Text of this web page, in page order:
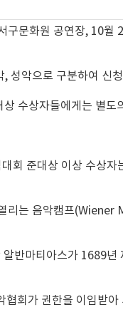
구문화원 공연장, 10월
성악으로 구분하여 신
수상자들에게는 별도
회 준대상 이상 수상
리는 음악캠프
반마티아스가 1689년
회가 권한을 이임받아